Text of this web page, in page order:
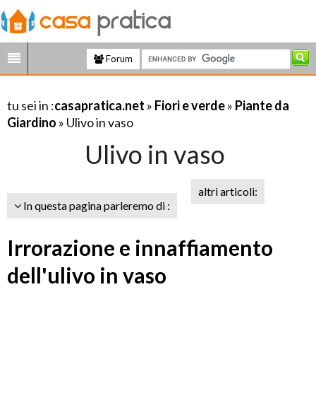
Forum
tu sei in :casapratica.net » Fiori e verde» Piante da
Giardino » Ulivo in vaso
Ulivo in vaso
In questa pagina parleremo di :
altri articoli:
Irrorazione e innaffiamento
dell'ulivo in vaso